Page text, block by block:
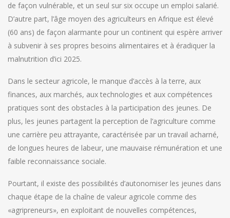
de façon vulnérable, et un seul sur six occupe un emploi salarié.
D’autre part, l’âge moyen des agriculteurs en Afrique est élevé
(60 ans) de façon alarmante pour un continent qui espère arriver
à subvenir à ses propres besoins alimentaires et à éradiquer la
malnutrition d’ici 2025.
Dans le secteur agricole, le manque d’accès à la terre, aux
finances, aux marchés, aux technologies et aux compétences
pratiques sont des obstacles à la participation des jeunes. De
plus, les jeunes partagent la perception de l’agriculture comme
une carrière peu attrayante, caractérisée par un travail acharné,
de longues heures de labeur, une mauvaise rémunération et une
faible reconnaissance sociale.
Pourtant, il existe des possibilités d’autonomiser les jeunes dans
chaque étape de la chaîne de valeur agricole comme des
«agripreneurs», en exploitant de nouvelles compétences,